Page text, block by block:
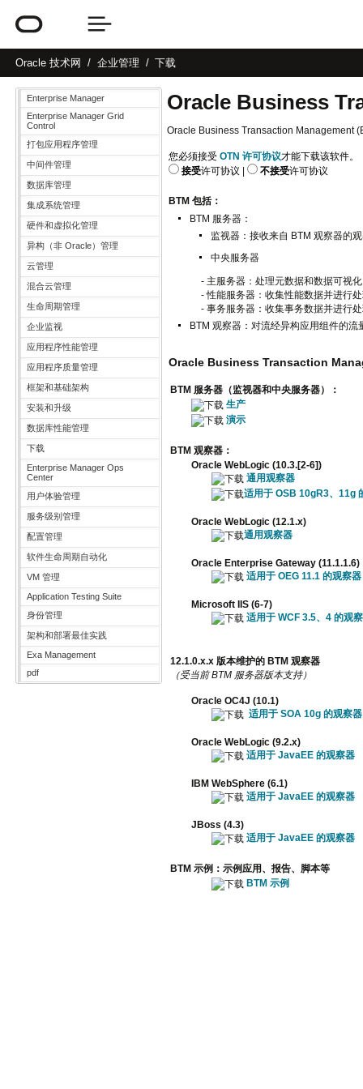
Oracle 技术网 企业管理 下载
Enterprise Manager
Enterprise Manager Grid
Control
打包应用程序管理
中间件管理
数据库管理
集成系统管理
硬件和虚拟化管理
异构（非 Oracle）管理
云管理
混合云管理
生命周期管理
企业监视
应用程序性能管理
应用程序质量管理
框架和基础架构
安装和升级
数据库性能管理
下载
Enterprise Manager Ops
Center
用户体验管理
服务级别管理
配置管理
软件生命周期自动化
VM 管理
Application Testing Suite
身份管理
架构和部署最佳实践
Exa Management
pdf
Oracle Business
Oracle Business Transaction Management
您必须接受 OTN 许可协议才能下载该软件。
接受许可协议 不接受许可协议
BTM 包括：
BTM 服务器：
监视器：接收来自 BTM 观察器的
中央服务器
- 主服务器：处理元数据和数据可视
- 性能服务器：收集性能数据并进行
- 事务服务器：收集事务数据并进行
BTM 观察器：对流经异构应用组件的流
Oracle Business Transaction
BTM 服务器（监视器和中央服务器）：
生产
演示
BTM 观察器：
Oracle WebLogic (10.3.[2-6])
通用观察器
适用于 OSB 10gR3、11g
Oracle WebLogic (12.1.x)
通用观察器
Oracle Enterprise Gateway (11.1.1.6)
适用于 OEG 11.1 的观察器
Microsoft IIS (6-7)
适用于 WCF 3.5、4 的观
12.1.0.x.x 版本维护的 BTM 观察器
（受当前 BTM 服务器版本支持）
Oracle OC4J (10.1)
适用于 SOA 10g 的观察器
Oracle WebLogic (9.2.x)
适用于 JavaEE 的观察器
IBM WebSphere (6.1)
适用于 JavaEE 的观察器
JBoss (4.3)
适用于 JavaEE 的观察器
BTM 示例：示例应用、报告、脚本等
BTM 示例